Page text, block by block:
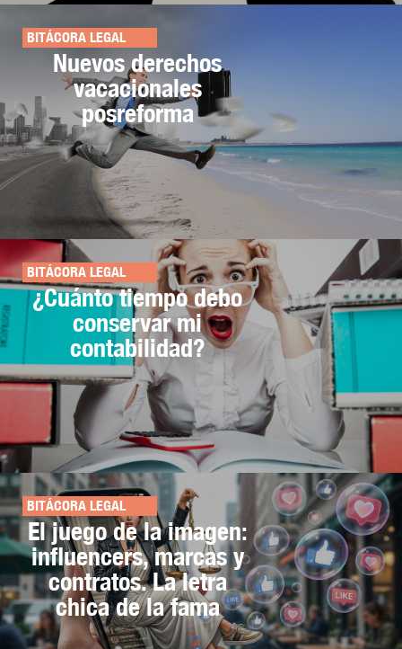
BITÁCORA LEGAL
Nuevos derechos
vacacionales
posreforma
BITÁCORA LEGAL
¿Cuánto tiempo debo
conservar mi
contabilidad?
BITÁCORA LEGAL
El juego de la imagen:
influencers, marcas y
contratos. La letra
chica de la fama